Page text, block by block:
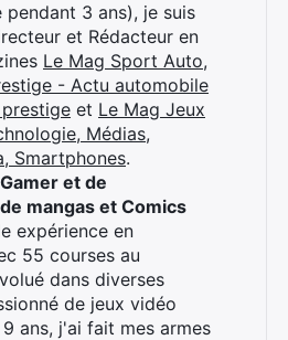
3 ans), je suis
et Rédacteur en
Le Mag Sport Auto,
- Actu automobile
et Le Mag Jeux
Médias,
Smartphones.
et de
mangas et Comics
expérience en
55 courses au
dans diverses
de jeux vidéo
ans, j'ai fait mes armes